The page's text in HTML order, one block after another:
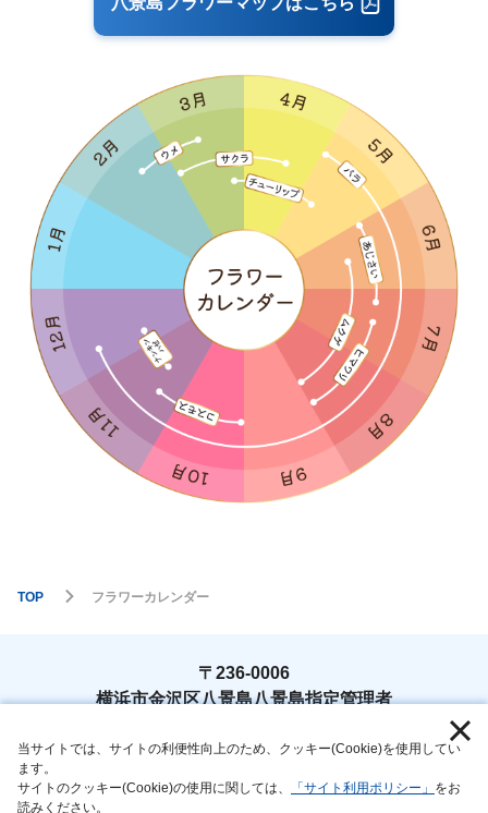
TOP フラワーカレンダー
当サイトでは、サイトの利便性向上のため、クッキー(Cookie)を使用してい
ます。
サイトのクッキー(Cookie)の使用に関しては、
「サイト利用ポリシー」 をお
読みください。
〒236-0006
横浜市金沢区八景島八景島指定管理者